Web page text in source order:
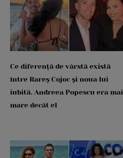
Ce diferență de vârstă există
între Rareș Cojoc și noua lui
iubită. Andreea Popescu era mai
mare decât el